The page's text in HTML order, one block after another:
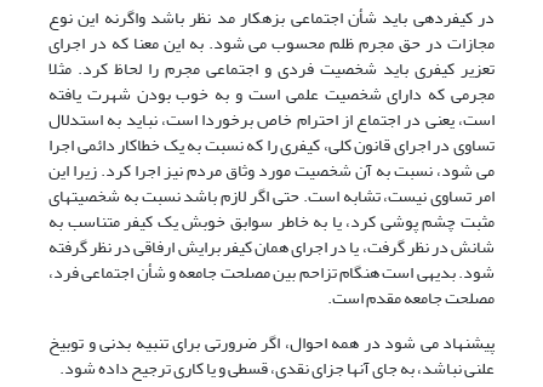
در کیفردهی باید شأن اجتماعی بزهکار مد نظر باشد واگرنه این نوع
مجازات در حق مجرم ظلم محسوب می شود. به این معنا که در اجرای
تعزیر کیفری باید شخصیت فردی و اجتماعی مجرم را لحاظ کرد. مثلا
مجرمی که دارای شخصیت علمی است و به خوب بودن شهرت یافته
است، یعنی در اجتماع از احترام خاص برخوردا است، نباید به استدلال
تساوی در اجرای قانون کلی، کیفری را که نسبت به یک خطاکار دائمی اجرا
می شود، نسبت به آن شخصیت مورد وثاق مردم نیز اجرا کرد. زیرا این
امر تساوی نیست، تشابه است. حتی اگر لازم باشد نسبت به شخصیتهای
مثبت چشم پوشی کرد، یا به خاطر سوابق خوبش یک کیفر متناسب به
شانش در نظر گرفت، یا در اجرای همان کیفر برایش ارفاقی در نظر گرفته
شود. بدیهی است هنگام تزاحم بین مصلحت جامعه و شأن اجتماعی فرد،
مصلحت جامعه مقدم است.
پیشنهاد می شود در همه احوال، اگر ضرورتی برای تنبیه بدنی و توبیخ
علنی نباشد، به جای آنها جزای نقدی، قسطی و یا کاری ترجیح داده شود.